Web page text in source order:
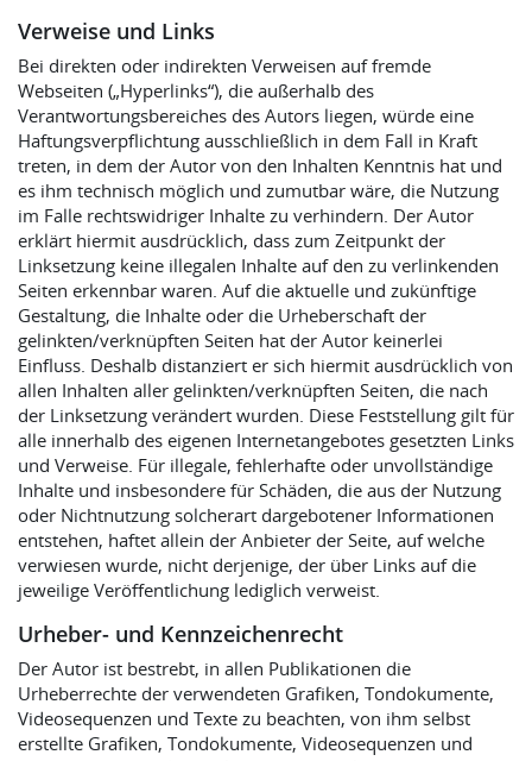
Verweise und Links
Bei direkten oder indirekten Verweisen auf fremde
Webseiten („Hyperlinks“), die außerhalb des
Verantwortungsbereiches des Autors liegen, würde eine
Haftungsverpflichtung ausschließlich in dem Fall in Kraft
treten, in dem der Autor von den Inhalten Kenntnis hat und
es ihm technisch möglich und zumutbar wäre, die Nutzung
im Falle rechtswidriger Inhalte zu verhindern. Der Autor
erklärt hiermit ausdrücklich, dass zum Zeitpunkt der
Linksetzung keine illegalen Inhalte auf den zu verlinkenden
Seiten erkennbar waren. Auf die aktuelle und zukünftige
Gestaltung, die Inhalte oder die Urheberschaft der
gelinkten/verknüpften Seiten hat der Autor keinerlei
Einfluss. Deshalb distanziert er sich hiermit ausdrücklich von
allen Inhalten aller gelinkten/verknüpften Seiten, die nach
der Linksetzung verändert wurden. Diese Feststellung gilt für
alle innerhalb des eigenen Internetangebotes gesetzten Links
und Verweise. Für illegale, fehlerhafte oder unvollständige
Inhalte und insbesondere für Schäden, die aus der Nutzung
oder Nichtnutzung solcherart dargebotener Informationen
entstehen, haftet allein der Anbieter der Seite, auf welche
verwiesen wurde, nicht derjenige, der über Links auf die
jeweilige Veröffentlichung lediglich verweist.
Urheber- und Kennzeichenrecht
Der Autor ist bestrebt, in allen Publikationen die
Urheberrechte der verwendeten Grafiken, Tondokumente,
Videosequenzen und Texte zu beachten, von ihm selbst
erstellte Grafiken, Tondokumente, Videosequenzen und